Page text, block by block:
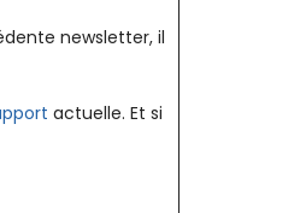
newsletter, il
actuelle. Et si